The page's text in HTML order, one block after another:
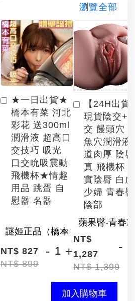
瀏覽全部
★一日出貨★
橋本有菜 河北
彩花 送300ml
潤滑液 超高口
交技巧 吸光
口交吮吸震動
飛機杯★情趣
用品 跳蛋 自
慰器 名器
NT$ 827
NT$ 899
- +
【24H出貨
現貨陰交+
交 饅頭穴
魚穴潤滑液
道肉厚 陰
真 飛機杯
實陰脣 白
少婦 青春臀
陰部
NT$
1,287
NT$ 1,399
-
加入購物車